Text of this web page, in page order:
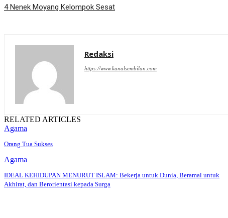
4 Nenek Moyang Kelompok Sesat
Redaksi
https://www.kanalsembilan.com
RELATED ARTICLES
Agama
Orang Tua Sukses
Agama
IDEAL KEHIDUPAN MENURUT ISLAM: Bekerja untuk Dunia, Beramal untuk
Akhirat, dan Berorientasi kepada Surga